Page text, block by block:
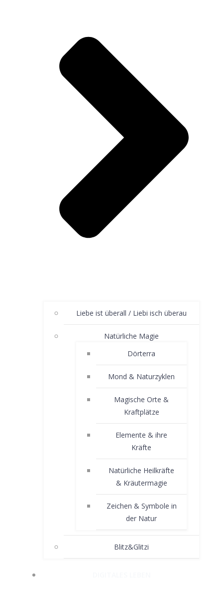
Liebe ist überall / Liebi isch überau
Natürliche Magie
Dörterra
Mond & Naturzyklen
Magische Orte &
Kraftplätze
Elemente & ihre
Kräfte
Natürliche Heilkräfte
& Kräutermagie
Zeichen & Symbole in
der Natur
Blitz&Glitzi